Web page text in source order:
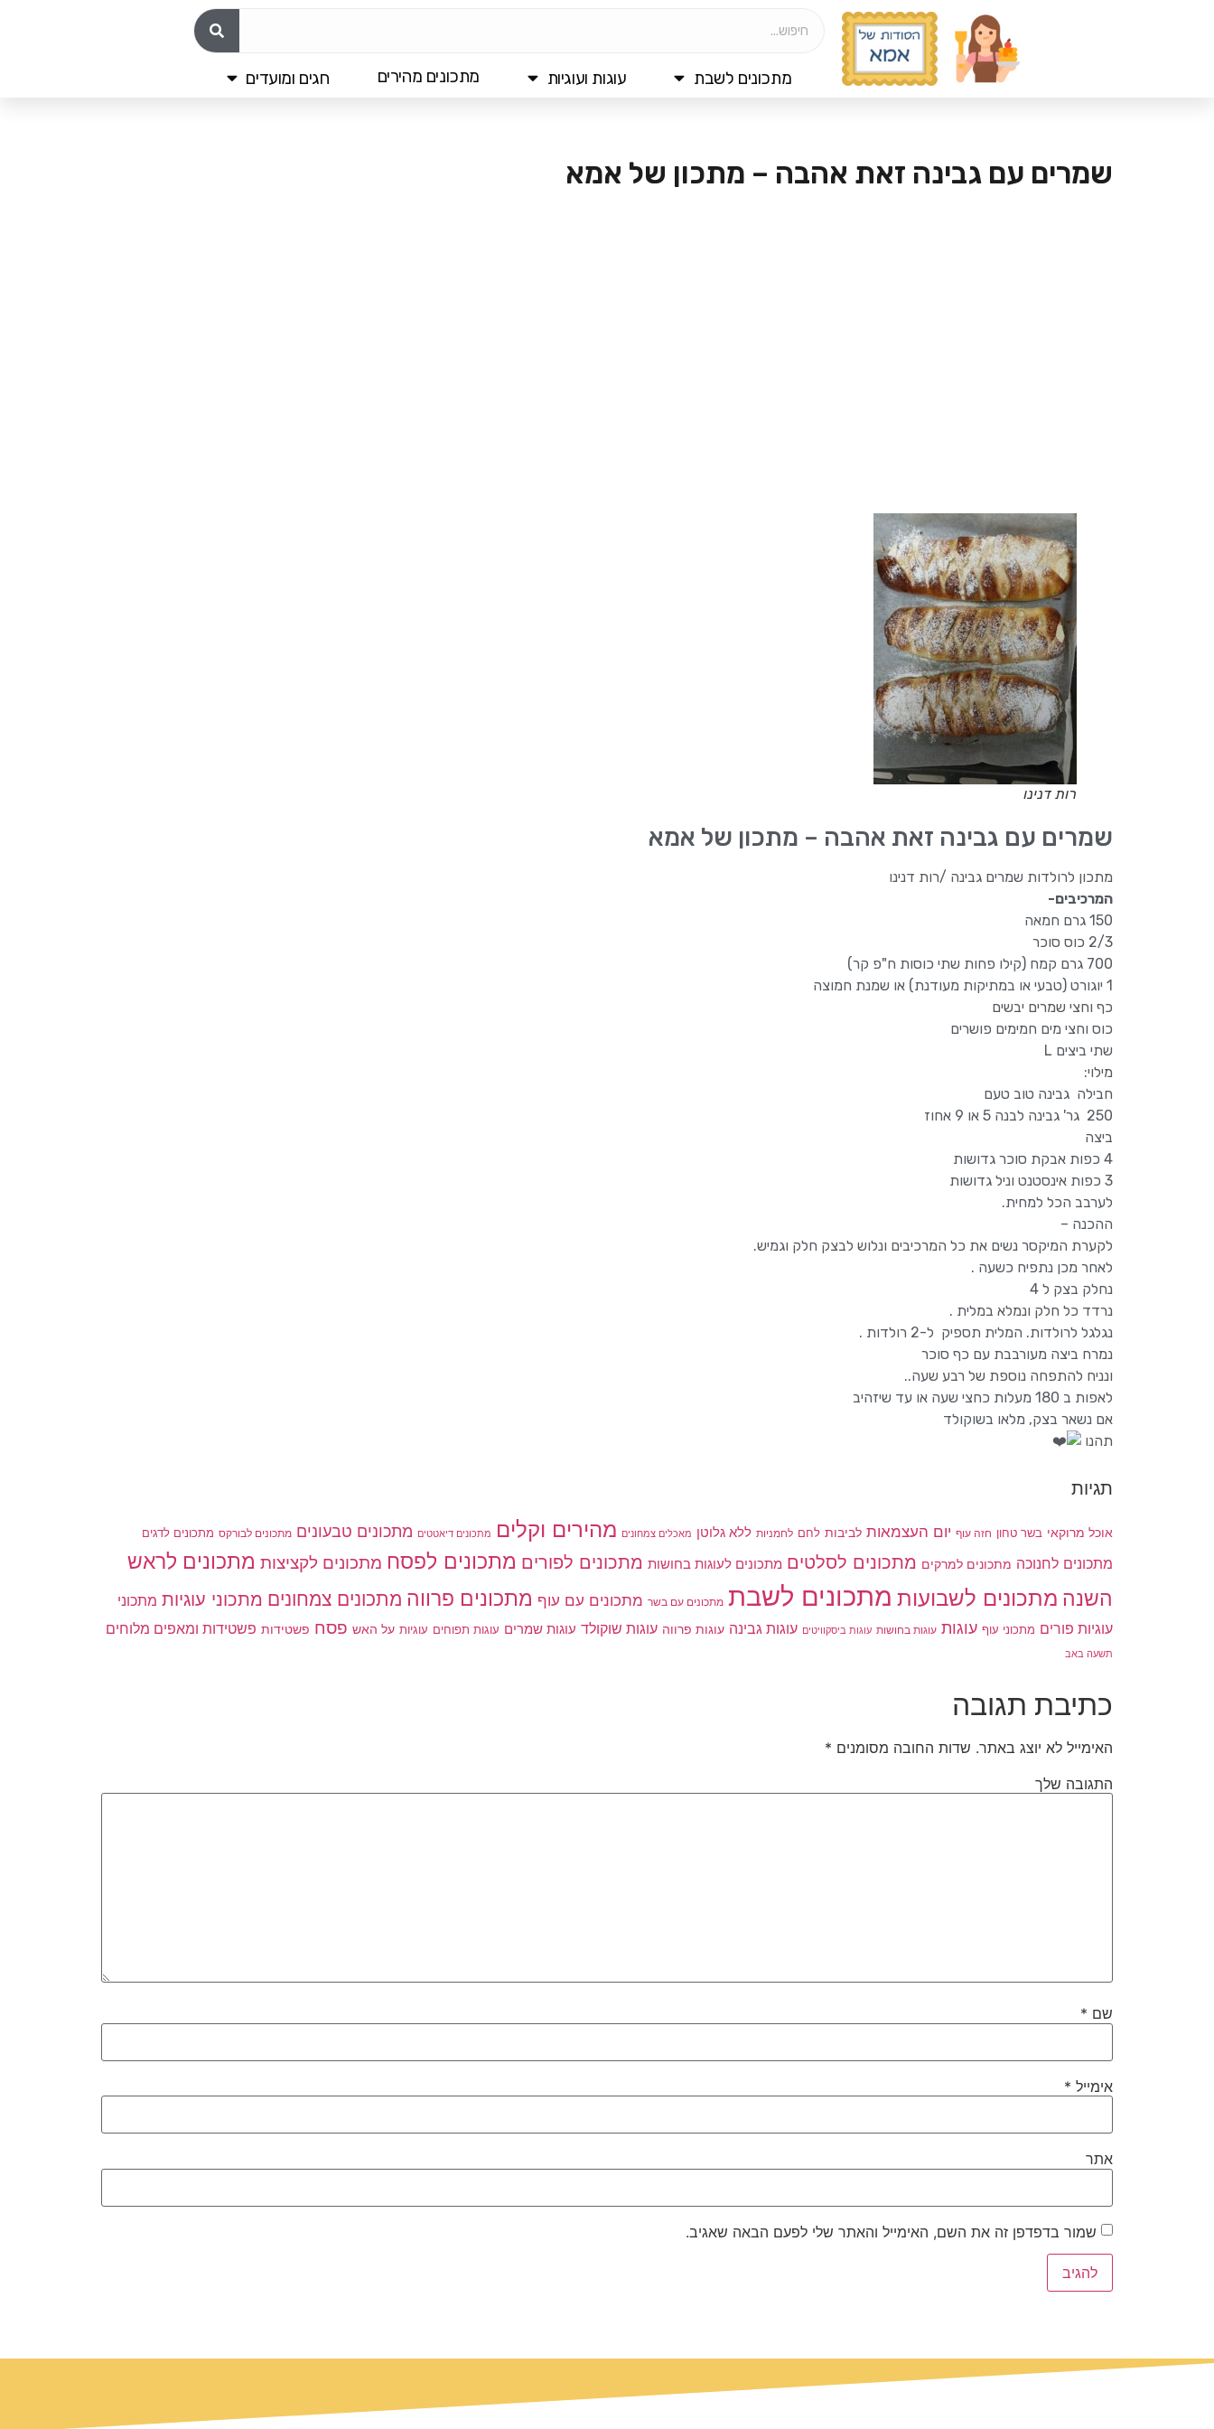
מתכונים לשבת עוגות ועוגיות מתכונים מהירים חגים ומועדים
שמרים עם גבינה זאת אהבה – מתכון של אמא
רות דנינו
שמרים עם גבינה זאת אהבה – מתכון של אמא
מתכון לרולדות שמרים גבינה /רות דנינו
המרכיבים-
150 גרם חמאה
2/3 כוס סוכר
700 גרם קמח (קילו פחות שתי כוסות ח"פ קר)
1 יוגורט (טבעי או במתיקות מעודנת) או שמנת חמוצה
כף וחצי שמרים יבשים
כוס וחצי מים חמימים פושרים
שתי ביצים L
מילוי:
חבילה גבינה טוב טעם
250 גר' גבינה לבנה 5 או 9 אחוז
ביצה
4 כפות אבקת סוכר גדושות
3 כפות אינסטנט וניל גדושות
לערבב הכל למחית.
ההכנה –
לקערת המיקסר נשים את כל המרכיבים ונלוש לבצק חלק וגמיש.
לאחר מכן נתפיח כשעה .
נחלק בצק ל 4
נרדד כל חלק ונמלא במלית .
נגלגל לרולדות. המלית תספיק ל-2 רולדות .
נמרח ביצה מעורבבת עם כף סוכר
ונניח להתפחה נוספת של רבע שעה..
לאפות ב 180 מעלות כחצי שעה או עד שיזהיב
אם נשאר בצק, מלאו בשוקולד
תהנו
תגיות
אוכל מרוקאי בשר טחון חזה עוף יום העצמאות לביבות לחם לחמניות ללא גלוטן מאכלים צמחונים מהירים וקלים מתכונים דיאטטים מתכונים טבעונים מתכונים לבורקס מתכונים לדגים
מתכונים לחנוכה מתכונים למרקים מתכונים לסלטים מתכונים לעוגות בחושות מתכונים לפורים מתכונים לפסח מתכונים לקציצות מתכונים לראש
השנה מתכונים לשבועות מתכונים לשבת מתכונים עם בשר מתכונים עם עוף מתכונים פרווה מתכונים צמחונים מתכוני עוגיות מתכוני
עוגיות פורים מתכוני עוף עוגות עוגות בחושות עוגות ביסקוויטים עוגות גבינה עוגות פרווה עוגות שוקולד עוגות שמרים עוגות תפוחים עוגיות על האש פסח פשטידות פשטידות ומאפים מלוחים
תשעה באב
כתיבת תגובה
האימייל לא יוצג באתר. שדות החובה מסומנים *
התגובה שלך
שם *
אימייל *
אתר
שמור בדפדפן זה את השם, האימייל והאתר שלי לפעם הבאה שאגיב.